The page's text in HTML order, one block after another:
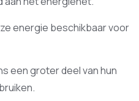
energie beschikbaar voor
een groter deel van hun